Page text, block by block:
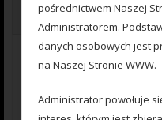
Dodatkowe informacje
Dodatkowe
Waga
pośrednictwem Naszej
Administratorem.
danych osobowych jest
na Naszej Stronie WWW.
Administrator powołuje